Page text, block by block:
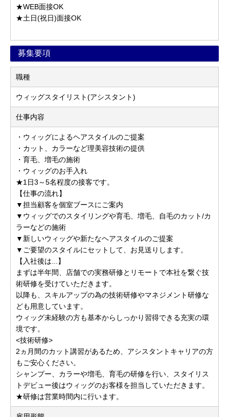
★WEB面接OK
★土日(祝日)面接OK
募集要項
職種
ウィッグスタイリスト(アシスタント)
仕事内容
・ウィッグによるヘアスタイルのご提案
・カット、カラーなど理美容技術の提供
・育毛、増毛の施術
・ウィッグのお手入れ
★1日3～5名程度の接客です。
【仕事の流れ】
▼担当顧客を個室ブースにご案内
▼ウィッグでのスタイリングや育毛、増毛、自毛のカット/カ
ラーなどの施術
▼新しいウィッグや新たなヘアスタイルのご提案
▼ご要望のスタイルにセットして、お見送りします。
【入社後は...】
まずは半年間、店舗での実務研修とリモートで本社を繋ぐ技
術研修を受けていただきます。
以降も、スキルアップの為の技術研修やマネジメント研修な
ども用意しています。
ウィッグ未経験の方も基本からしっかり習得できる充実の環
境です。
<技術研修>
2ヵ月間のカット講習があるため、アシスタントキャリアの方
もご安心ください。
シャンプー、カラーや増毛、育毛の研修を行い、スタイリス
トデビュー後はウィッグのお客様を担当していただきます。
★研修は営業時間内に行います。